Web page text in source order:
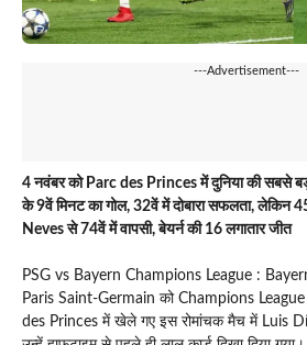
---Advertisement---
4 नवंबर को Parc des Princes में दुनिया की सबसे
के 9वें मिनट का गोल, 32वें में दोबारा सफलता, लेकिन
Neves से 74वें में वापसी, बेयर्न की 16 लगातार जीत
PSG vs Bayern Champions League :
Paris Saint-Germain को Champions League
des Princes में खेले गए इस रोमांचक मैच में Luis